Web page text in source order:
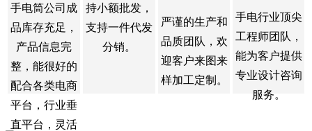
手电筒公司成
品库存充足，
产品信息完
整，能很好的
配合各类电商
平台，行业垂
直平台，灵活
持小额批发，
支持一件代发
分销。
严谨的生产和
品质团队，欢
迎客户来图来
样加工定制。
手电行业顶尖
工程师团队，
能为客户提供
专业设计咨询
服务。